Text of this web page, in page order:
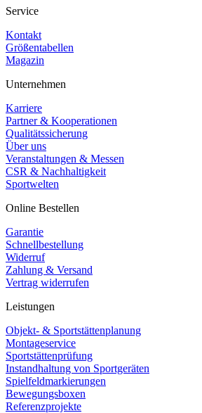
Service
Kontakt
Größentabellen
Magazin
Unternehmen
Karriere
Partner & Kooperationen
Qualitätssicherung
Über uns
Veranstaltungen & Messen
CSR & Nachhaltigkeit
Sportwelten
Online Bestellen
Garantie
Schnellbestellung
Widerruf
Zahlung & Versand
Vertrag widerrufen
Leistungen
Objekt- & Sportstättenplanung
Montageservice
Sportstättenprüfung
Instandhaltung von Sportgeräten
Spielfeldmarkierungen
Bewegungsboxen
Referenzprojekte